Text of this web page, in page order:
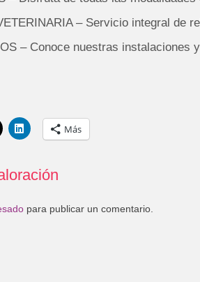
– Servicio integral de
– Conoce nuestras instalaciones
Más
para publicar un comentario.